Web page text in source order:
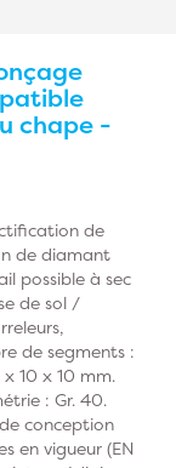
chape -
de
de diamant
possible à sec
de sol /
de segments :
10 x 10 mm.
: Gr. 40.
conception
en vigueur (EN